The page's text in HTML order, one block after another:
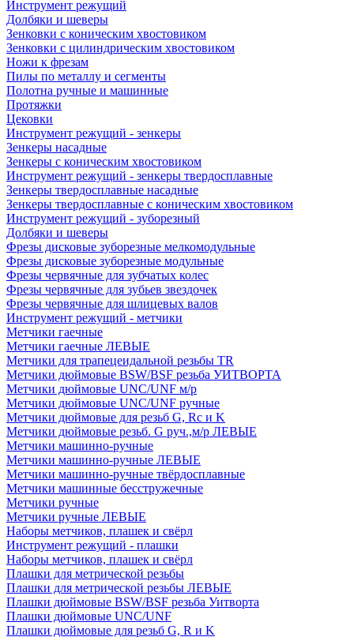
Инструмент режущий
Долбяки и шеверы
Зенковки с коническим хвостовиком
Зенковки с цилиндрическим хвостовиком
Ножи к фрезам
Пилы по металлу и сегменты
Полотна ручные и машинные
Протяжки
Цековки
Инструмент режущий - зенкеры
Зенкеры насадные
Зенкеры с коническим хвостовиком
Инструмент режущий - зенкеры твердосплавные
Зенкеры твердосплавные насадные
Зенкеры твердосплавные с коническим хвостовиком
Инструмент режущий - зуборезный
Долбяки и шеверы
Фрезы дисковые зуборезные мелкомодульные
Фрезы дисковые зуборезные модульные
Фрезы червячные для зубчатых колес
Фрезы червячные для зубьев звездочек
Фрезы червячные для шлицевых валов
Инструмент режущий - метчики
Метчики гаечные
Метчики гаечные ЛЕВЫЕ
Метчики для трапецеидальной резьбы TR
Метчики дюймовые BSW/BSF резьба УИТВОРТА
Метчики дюймовые UNC/UNF м/р
Метчики дюймовые UNC/UNF ручные
Метчики дюймовые для резьб G, Rc и K
Метчики дюймовые резьб. G руч.,м/р ЛЕВЫЕ
Метчики машинно-ручные
Метчики машинно-ручные ЛЕВЫЕ
Метчики машинно-ручные твёрдосплавные
Метчики машинные бесстружечные
Метчики ручные
Метчики ручные ЛЕВЫЕ
Наборы метчиков, плашек и свёрл
Инструмент режущий - плашки
Наборы метчиков, плашек и свёрл
Плашки для метрической резьбы
Плашки для метрической резьбы ЛЕВЫЕ
Плашки дюймовые BSW/BSF резьба Уитворта
Плашки дюймовые UNC/UNF
Плашки дюймовые для резьб G, R и K